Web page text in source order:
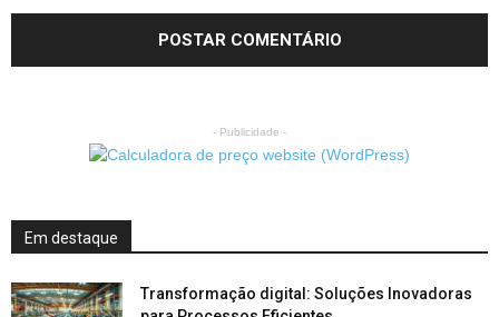
- Publicidade -
Em destaque
Transformação digital: Soluções Inovadoras